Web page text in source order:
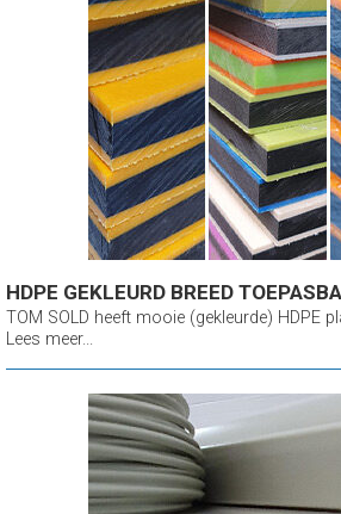
HDPE GEKLEURD BREED
TOM SOLD heeft mooie (gekleurde) HDPE
Lees meer...